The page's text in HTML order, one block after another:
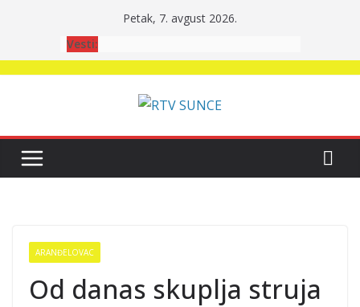
Petak, 7. avgust 2026.
Vesti:
ARANĐELOVAC
Od danas skuplja struja